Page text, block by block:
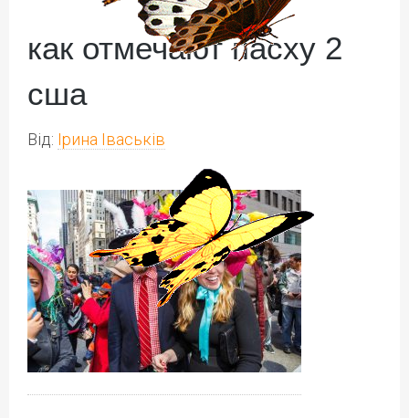
как отмечают пасху 2
сша
Від: Ірина Іваськів